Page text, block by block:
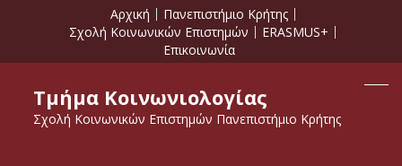
Αρχική
Πανεπιστήμιο Κρήτης
Σχολή Κοινωνικών Επιστημών
ERASMUS+
Επικοινωνία
Τμήμα Κοινωνιολογίας
Σχολή Κοινωνικών Επιστημών Πανεπιστήμιο Κρήτης